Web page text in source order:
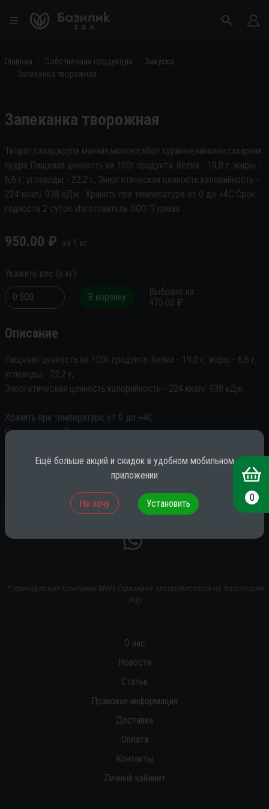
Главная Собственная продукция
Закуски
Запеканка творожная
Запеканка творожная
Творог,сахар,крупа манная,молоко,яйцо куриное,ванилин,сахарная
пудра Пищевая ценность на 100г продукта: белки - 19,0 г, жиры -
6,6 г, углеводы - 22,2 г, Энергетическая ценность:калорийность -
224 ккал/ 938 кДж.. Хранить при температуре от 0 до +4С Срок
годности 2 суток Изготовитель ООО "Гурман
950.00 ₽ за 1 кг
Укажите вес (в кг):
В корзину Выбрано на:
475.00 ₽
Описание
Пищевая ценность на 100г продукта: белки - 19,0 г, жиры - 6,6 г,
углеводы - 22,2 г,
Энергетическая ценность:калорийность - 224 ккал/ 938 кДж..
Хранить при температуре от 0 до +4С
Срок годности 2 суток
Изготовитель ООО "Гурман
* принадлежит компании Meta (признана экстремистской на территории
РФ)
О нас
Новости
Статьи
Правовая информация
Доставка
Оплата
Контакты
Личный кабинет
0
Ещё больше акций и скидок в удобном мобильном
приложении
Не хочу Установить